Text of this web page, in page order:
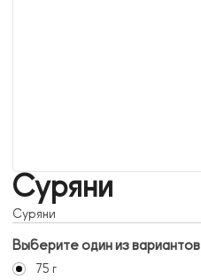
Суряни
Суряни
Выберите один из вариантов
75 г